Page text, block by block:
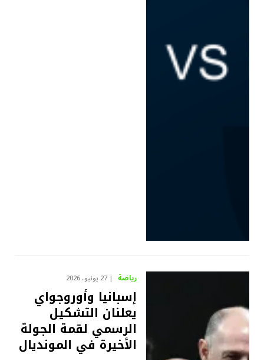
رياضة 27 يونيو، 2026
إسبانيا وأوروجواي
يعلنان التشكيل
الرسمي لقمة الجولة
الأخيرة في المونديال